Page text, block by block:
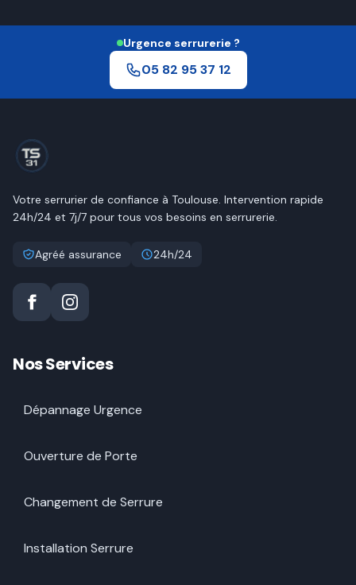
Urgence serrurerie ?
05 82 95 37 12
Votre serrurier de confiance à Toulouse. Intervention rapide
24h/24 et 7j/7 pour tous vos besoins en serrurerie.
Agréé assurance 24h/24
Nos Services
Dépannage Urgence
Ouverture de Porte
Changement de Serrure
Installation Serrure